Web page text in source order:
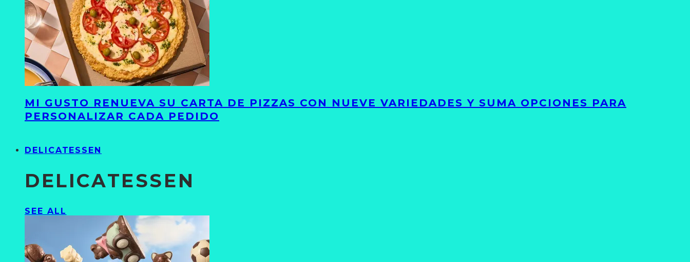
MI GUSTO RENUEVA SU CARTA DE PIZZAS CON NUEVE VARIEDADES Y SUMA OPCIONES PARA
PERSONALIZAR CADA PEDIDO
DELICATESSEN
DELICATESSEN
SEE ALL